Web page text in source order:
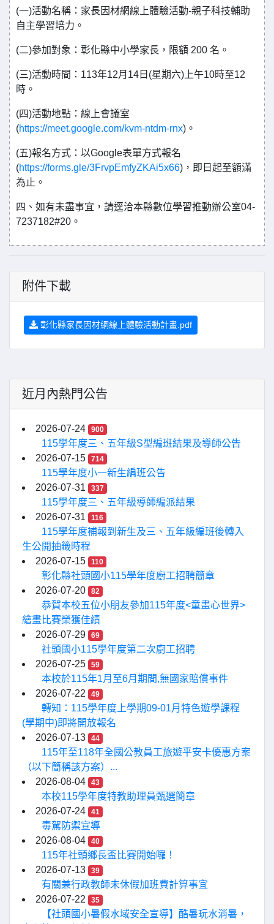
(一)活動名稱：家長因材網線上體驗活動-親子科技輔助
自主學習培力。
(二)參加對象：彰化縣中小學家長，限額 200 名。
(三)活動時間：113年12月14日(星期六)上午10時至12
時。
(四)活動地點：線上會議室
(https://meet.google.com/kvm-ntdm-rnx)。
(五)報名方式：以Google表單方式報名
(https://forms.gle/3FrvpEmfyZKAi5x66)，即日起至額滿
為止。
四、如有未盡事宜，請逕洽本縣數位學習推動辦公室04-
7237182#20。
附件下載
彰化縣家長因材網線上體驗活動計畫.pdf
近月內熱門公告
2026-07-24 900
115學年度三、五年級S型編班結果及導師公告
2026-07-15
714
115學年度小一新生編班公告
2026-07-31
337
115學年度三、五年級導師編派結果
2026-07-31
116
115學年度補報到新生及三、五年級編班後轉入
生公開抽籤時程
2026-07-15
110
彰化縣社頭國小115學年度廚工招聘簡章
2026-07-20
82
恭賀本校五位小朋友參加115年度<童畫心世界>
繪畫比賽榮獲佳績
2026-07-29
69
社頭國小115學年度第二次廚工招聘
2026-07-25
59
本校於115年1月至6月期間,無國家賠償事件
2026-07-22
49
轉知：115學年度上學期09-01月特色遊學課程
(學期中)即將開放報名
2026-07-13
44
115年至118年全國公教員工旅遊平安卡優惠方案
（以下簡稱該方案）...
2026-08-04
43
本校115學年度特教助理員甄選簡章
2026-07-24
41
毒駕防禦宣導
2026-08-04
40
115年社頭鄉長盃比賽開始囉！
2026-07-13
39
有關兼行政教師未休假加班費計算事宜
2026-07-22
35
【社頭國小暑假水域安全宣導】酷暑玩水消暑，